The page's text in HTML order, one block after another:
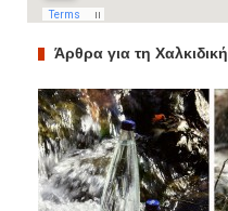
Άρθρα για τη Χαλκιδική